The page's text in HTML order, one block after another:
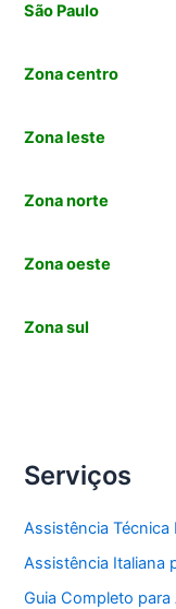
São Paulo
Zona centro
Zona leste
Zona norte
Zona oeste
Zona sul
Serviços
Assistência Técnica
Assistência Italiana
Guia Completo